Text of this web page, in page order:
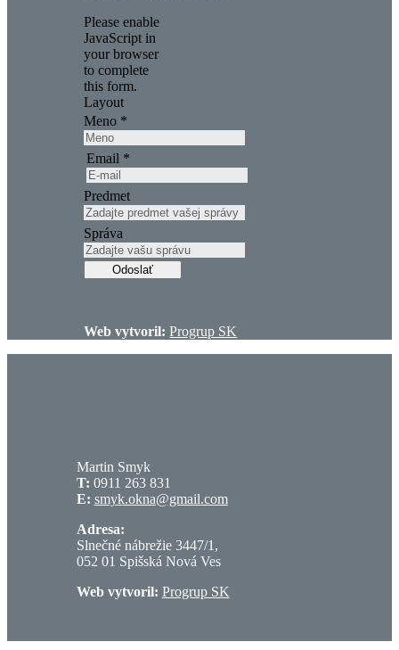
Please enable
JavaScript in
your browser
to complete
this form.
Layout
Meno *
Email *
Predmet
Správa
Odoslať
Web vytvoril: Progrup SK
Martin Smyk
T: 0911 263 831
E: smyk.okna@gmail.com
Adresa:
Slnečné nábrežie 3447/1,
052 01 Spišská Nová Ves
Web vytvoril: Progrup SK